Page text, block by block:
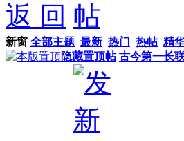
返 回
新窗 全部主题 最新 热门 热帖 精
隐藏置顶帖 古今第一长